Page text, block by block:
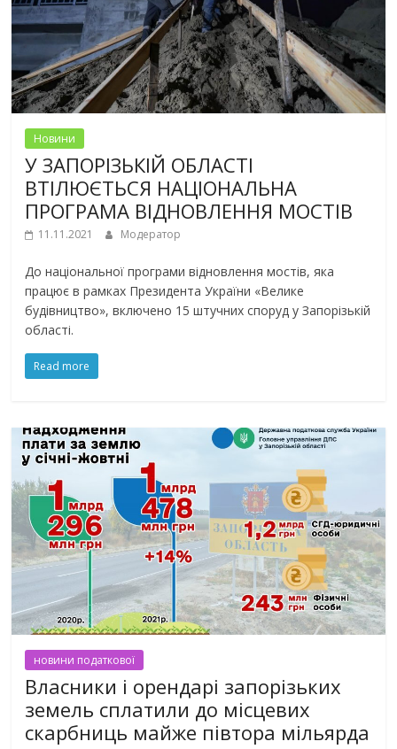
Новини
У ЗАПОРІЗЬКІЙ ОБЛАСТІ
ВТІЛЮЄТЬСЯ НАЦІОНАЛЬНА
ПРОГРАМА ВІДНОВЛЕННЯ МОСТІВ
11.11.2021 Модератор
До національної програми відновлення мостів, яка
працює в рамках Президента України «Велике
будівництво», включено 15 штучних споруд у Запорізькій
області.
Read more
новини податкової
Власники і орендарі запорізьких
земель сплатили до місцевих
скарбниць майже півтора мільярда